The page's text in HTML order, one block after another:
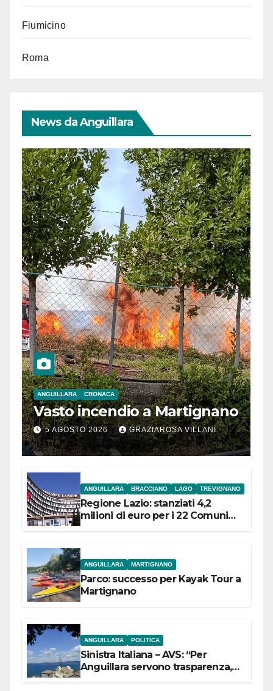
Fiumicino
Roma
News da Anguillara
ANGUILLARA CRONACA
Vasto incendio a Martignano
5 AGOSTO 2026 GRAZIAROSA VILLANI
ANGUILLARA BRACCIANO LAGO TREVIGNANO
Regione Lazio: stanziati 4,2
milioni di euro per i 22 Comuni
ANGUILLARA MARTIGNANO
Parco: successo per Kayak Tour a
Martignano
ANGUILLARA POLITICA
Sinistra Italiana – AVS: “Per
Anguillara servono trasparenza,